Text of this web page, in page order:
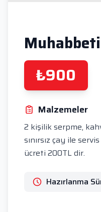
₺900
Malzemeler
2 kişilik serpme,
sınırsız çay ile
ücreti 200TL dir.
Hazırlanma